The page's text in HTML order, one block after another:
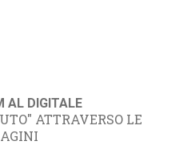
AL DIGITALE
ATTRAVERSO LE